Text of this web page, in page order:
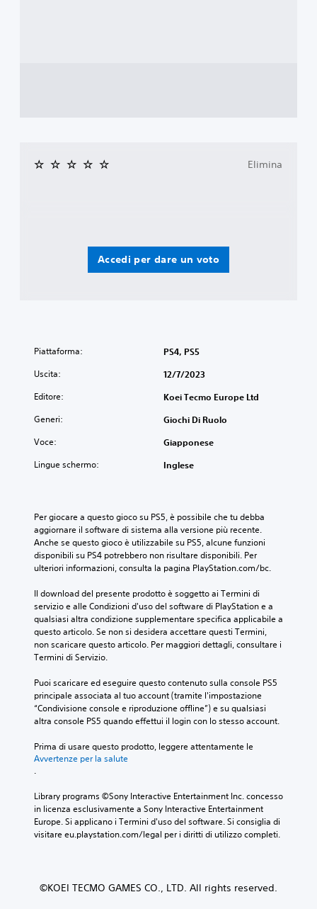
Accedi per dare un voto
Elimina
Piattaforma: PS4, PS5
Uscita: 12/7/2023
Editore: Koei Tecmo Europe Ltd
Generi: Giochi Di Ruolo
Voce: Giapponese
Lingue schermo: Inglese
Per giocare a questo gioco su PS5, è possibile che tu debba
aggiornare il software di sistema alla versione più recente.
Anche se questo gioco è utilizzabile su PS5, alcune funzioni
disponibili su PS4 potrebbero non risultare disponibili. Per
ulteriori informazioni, consulta la pagina PlayStation.com/bc.
Il download del presente prodotto è soggetto ai Termini di
servizio e alle Condizioni d'uso del software di PlayStation e a
qualsiasi altra condizione supplementare specifica applicabile a
questo articolo. Se non si desidera accettare questi Termini,
non scaricare questo articolo. Per maggiori dettagli, consultare i
Termini di Servizio.
Puoi scaricare ed eseguire questo contenuto sulla console PS5
principale associata al tuo account (tramite l'impostazione
“Condivisione console e riproduzione offline”) e su qualsiasi
altra console PS5 quando effettui il login con lo stesso account.
Prima di usare questo prodotto, leggere attentamente le
Avvertenze per la salute
.
Library programs ©Sony Interactive Entertainment Inc. concesso
in licenza esclusivamente a Sony Interactive Entertainment
Europe. Si applicano i Termini d'uso del software. Si consiglia di
visitare eu.playstation.com/legal per i diritti di utilizzo completi.
©KOEI TECMO GAMES CO., LTD. All rights reserved.